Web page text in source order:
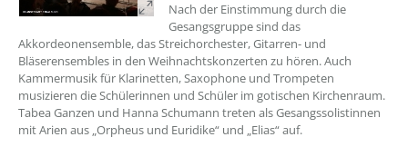
Nach der Einstimmung durch die
Gesangsgruppe sind das
Akkordeonensemble, das Streichorchester, Gitarren- und
Bläserensembles in den Weihnachtskonzerten zu hören. Auch
Kammermusik für Klarinetten, Saxophone und Trompeten
musizieren die Schülerinnen und Schüler im gotischen Kirchenraum.
Tabea Ganzen und Hanna Schumann treten als Gesangssolistinnen
mit Arien aus „Orpheus und Euridike“ und „Elias“ auf.